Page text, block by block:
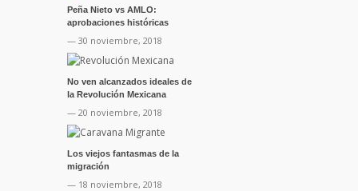
Peña Nieto vs AMLO:
aprobaciones históricas
— 30 noviembre, 2018
No ven alcanzados ideales de
la Revolución Mexicana
— 20 noviembre, 2018
Los viejos fantasmas de la
migración
— 18 noviembre, 2018